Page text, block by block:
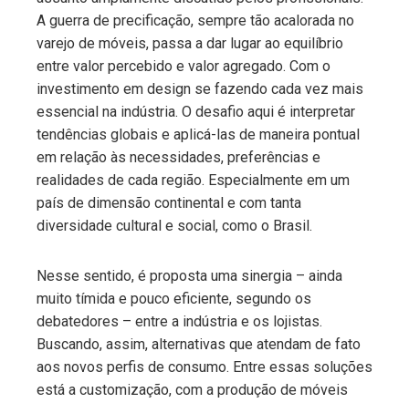
A guerra de precificação, sempre tão acalorada no
varejo de móveis, passa a dar lugar ao equilíbrio
entre valor percebido e valor agregado. Com o
investimento em design se fazendo cada vez mais
essencial na indústria. O desafio aqui é interpretar
tendências globais e aplicá-las de maneira pontual
em relação às necessidades, preferências e
realidades de cada região. Especialmente em um
país de dimensão continental e com tanta
diversidade cultural e social, como o Brasil.
Nesse sentido, é proposta uma sinergia – ainda
muito tímida e pouco eficiente, segundo os
debatedores – entre a indústria e os lojistas.
Buscando, assim, alternativas que atendam de fato
aos novos perfis de consumo. Entre essas soluções
está a customização, com a produção de móveis